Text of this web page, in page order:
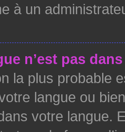
à un
n’est pas
la plus probable
langue ou
votre langue.